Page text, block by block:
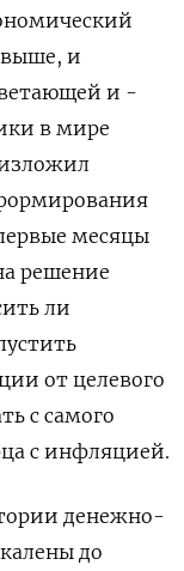
​выше, и
и -
в мире
месяцы
решение
ли
от целевого
с самого
с инфляцией.
денежно-
до